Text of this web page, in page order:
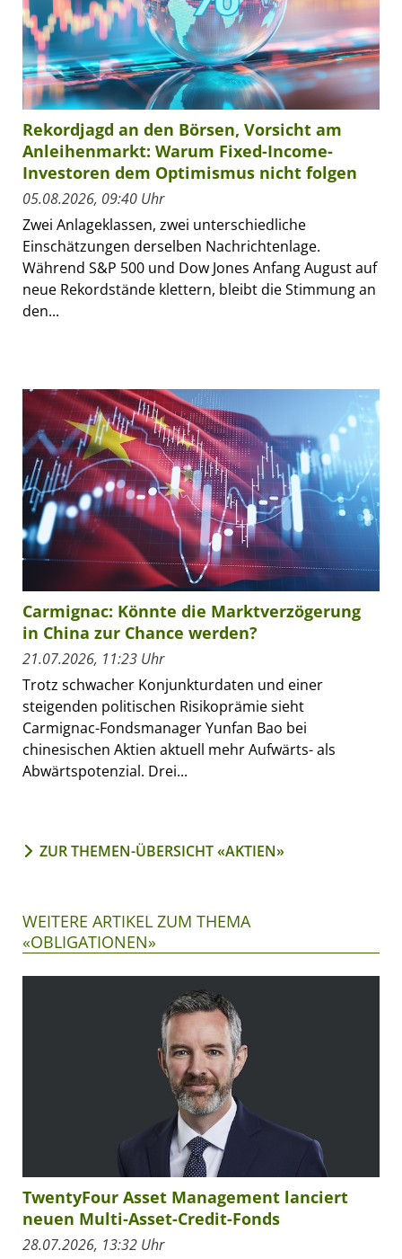
Rekordjagd an den Börsen, Vorsicht am
Anleihenmarkt: Warum Fixed-Income-
Investoren dem Optimismus nicht folgen
05.08.2026, 09:40 Uhr
Zwei Anlageklassen, zwei unterschiedliche
Einschätzungen derselben Nachrichtenlage.
Während S&P 500 und Dow Jones Anfang August auf
neue Rekordstände klettern, bleibt die Stimmung an
den...
Carmignac: Könnte die Marktverzögerung
in China zur Chance werden?
21.07.2026, 11:23 Uhr
Trotz schwacher Konjunkturdaten und einer
steigenden politischen Risikoprämie sieht
Carmignac-Fondsmanager Yunfan Bao bei
chinesischen Aktien aktuell mehr Aufwärts- als
Abwärtspotenzial. Drei...
ZUR THEMEN-ÜBERSICHT «AKTIEN»
WEITERE ARTIKEL ZUM THEMA
«OBLIGATIONEN»
TwentyFour Asset Management lanciert
neuen Multi-Asset-Credit-Fonds
28.07.2026, 13:32 Uhr